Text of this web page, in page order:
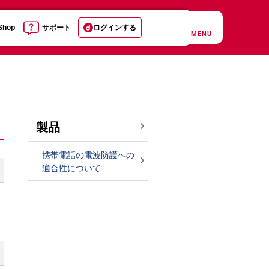
サポート ログインする
MENU
製品
携帯電話の電波防護への
適合性について